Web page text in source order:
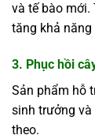
và tế bào mới.
tăng khả
3. Phục hồi
Sản phẩm hỗ
sinh trưởng
theo.